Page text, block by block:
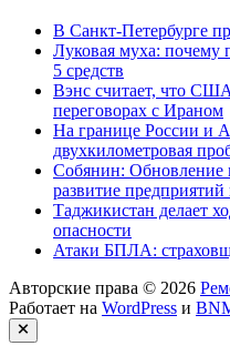
В Санкт-Петербурге
Луковая муха: почему
5 средств
Вэнс считает, что
переговорах с Ираном
На границе России и
двухкилометровая
Собянин: Обновление
развитие
Таджикистан делает
опасности
Атаки БПЛА:
Авторские права © 2026
Работает на WordPress и
Закрыть